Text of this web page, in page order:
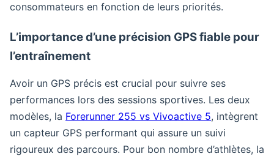
consommateurs en fonction de leurs priorités.
L’importance d’une précision GPS fiable pour
l’entraînement
Avoir un GPS précis est crucial pour suivre ses
performances lors des sessions sportives. Les deux
modèles, la Forerunner 255 vs Vivoactive 5, intègrent
un capteur GPS performant qui assure un suivi
rigoureux des parcours. Pour bon nombre d’athlètes, la